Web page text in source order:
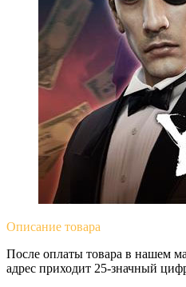
Описание товара
После оплаты товара в нашем
адрес приходит 25-значный